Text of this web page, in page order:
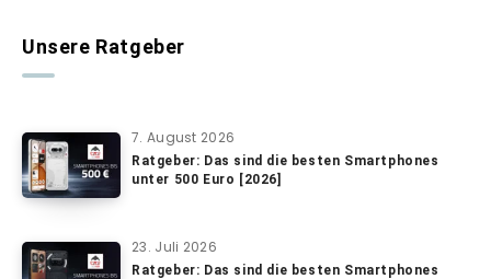
Unsere Ratgeber
7. August 2026
Ratgeber: Das sind die besten Smartphones
unter 500 Euro [2026]
23. Juli 2026
Ratgeber: Das sind die besten Smartphones